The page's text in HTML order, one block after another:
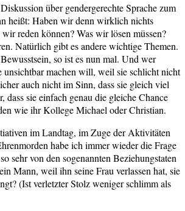
über gendergerechte Sprache zum
heißt: Haben wir denn wirklich nichts
reden können? Was wir lösen müssen?
Natürlich gibt es andere wichtige Themen.
so ist es nun mal. Und wer
unsichtbar machen will, weil sie schlicht nicht
auch nicht im Sinn, dass sie gleich viel
dass sie einfach genau die gleiche Chance
wie ihr Kollege Michael oder Christian.
im Landtag, im Zuge der Aktivitäten
habe ich immer wieder die Frage
sehr von den sogenannten Beziehungstaten
Mann, weil ihn seine Frau verlassen hat, sie
(Ist verletzter Stolz weniger schlimm als